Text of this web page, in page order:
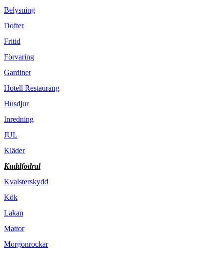
Belysning
Dofter
Fritid
Förvaring
Gardiner
Hotell Restaurang
Husdjur
Inredning
JUL
Kläder
Kuddfodral
Kvalsterskydd
Kök
Lakan
Mattor
Morgonrockar